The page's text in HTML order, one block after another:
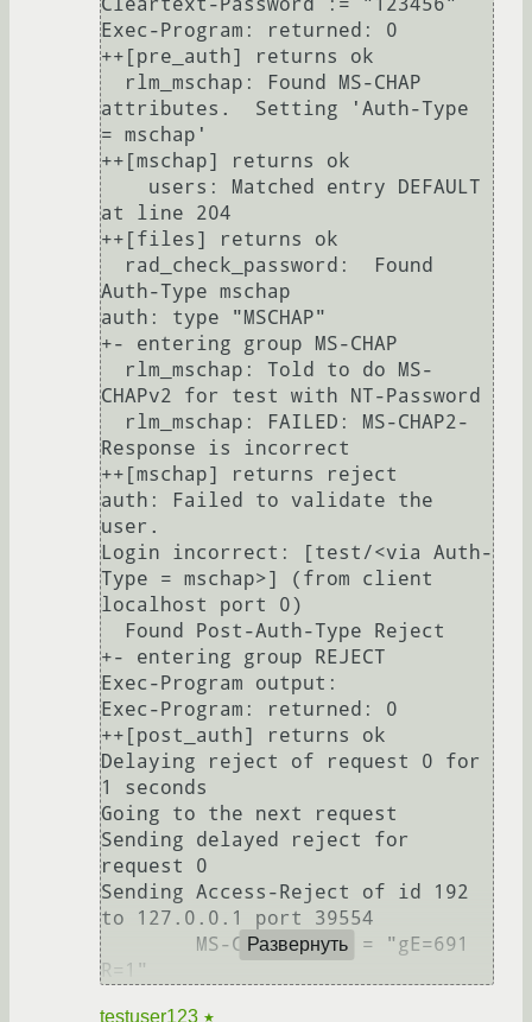
Cleartext-Password := "123456"
Exec-Program: returned: 0
++[pre_auth] returns ok
attributes.  Setting 'Auth-Type
= mschap'
++[mschap] returns ok
at line 204
++[files] returns ok
Auth-Type mschap
auth: type "MSCHAP"
+- entering group MS-CHAP
CHAPv2 for test with NT-Password
Response is incorrect
++[mschap] returns reject
auth: Failed to validate the
user.
Login incorrect: [test/<via Auth-
Type = mschap>] (from client
localhost port 0)
+- entering group REJECT
Exec-Program output:
Exec-Program: returned: 0
++[post_auth] returns ok
Delaying reject of request 0 for
1 seconds
Going to the next request
Sending delayed reject for
request 0
Sending Access-Reject of id 192
to 127.0.0.1 port 39554
Развернуть
testuser123 ★